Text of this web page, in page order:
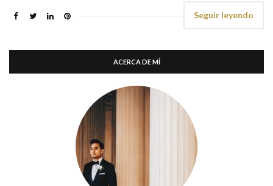
Seguir leyendo
ACERCA DE MÍ